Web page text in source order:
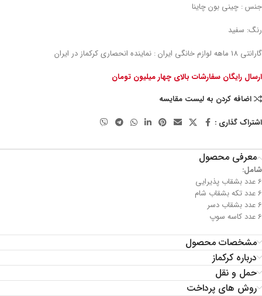
جنس : چینی بون چاینا
رنگ: سفید
گارانتی 18 ماهه لوازم خانگی ایران : نماینده انحصاری کرکماز در ایران
ارسال رایگان سفارشات بالای چهار میلیون تومان
اضافه کردن به لیست مقایسه
اشتراک گذاری :
معرفی محصول
شامل:
6 عدد بشقاب پذیرایی
6 عدد تکه بشقاب شام
6 عدد بشقاب دسر
6 عدد کاسه سوپ
مشخصات محصول
درباره کرکماز
حمل و نقل
روش های پرداخت